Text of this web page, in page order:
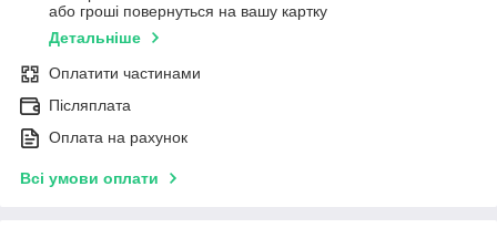
або гроші повернуться на вашу картку
Детальніше
Оплатити частинами
Післяплата
Оплата на рахунок
Всі умови оплати